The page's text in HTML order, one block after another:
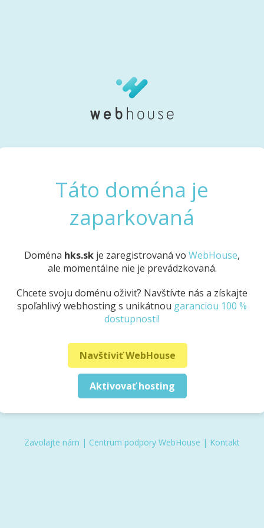
Táto doména je
zaparkovaná
Doména hks.sk je zaregistrovaná vo WebHouse,
ale momentálne nie je prevádzkovaná.
Chcete svoju doménu oživiť? Navštívte nás a získajte
spoľahlivý webhosting s unikátnou garanciou 100 %
dostupnosti!
Navštíviť WebHouse
Aktivovať hosting
Zavolajte nám | Centrum podpory WebHouse | Kontakt